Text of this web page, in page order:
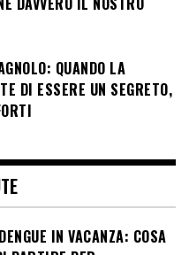
QUANDO LA
DI ESSERE UN SEGRETO,
IN VACANZA: COSA